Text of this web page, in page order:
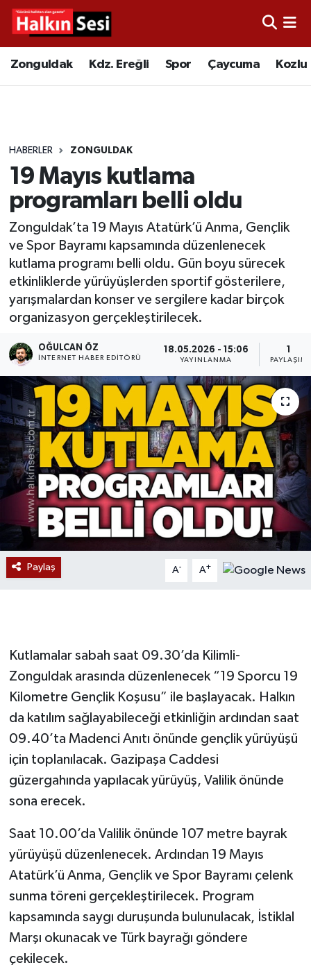
Zonguldak Kdz. Ereğli Spor Çaycuma Kozlu
HABERLER ZONGULDAK
19 Mayıs kutlama
programları belli oldu
Zonguldak’ta 19 Mayıs Atatürk’ü Anma, Gençlik
ve Spor Bayramı kapsamında düzenlenecek
kutlama programı belli oldu. Gün boyu sürecek
etkinliklerde yürüyüşlerden sportif gösterilere,
yarışmalardan konser ve sergilere kadar birçok
organizasyon gerçekleştirilecek.
OĞULCAN ÖZ
İNTERNET HABER EDITÖRÜ
18.05.2026 - 15:06
YAYINLANMA
1
PAYLAŞIM
Paylaş A- A+
Kutlamalar sabah saat 09.30’da Kilimli-
Zonguldak arasında düzenlenecek “19 Sporcu 19
Kilometre Gençlik Koşusu” ile başlayacak. Halkın
da katılım sağlayabileceği etkinliğin ardından saat
09.40’ta Madenci Anıtı önünde gençlik yürüyüşü
için toplanılacak. Gazipaşa Caddesi
güzergahında yapılacak yürüyüş, Valilik önünde
sona erecek.
Saat 10.00’da Valilik önünde 107 metre bayrak
yürüyüşü düzenlenecek. Ardından 19 Mayıs
Atatürk’ü Anma, Gençlik ve Spor Bayramı çelenk
sunma töreni gerçekleştirilecek. Program
kapsamında saygı duruşunda bulunulacak, İstiklal
Marşı okunacak ve Türk bayrağı göndere
çekilecek.
Video
Çaycuma
Alaplı
Asayiş
Bartın
Karabük
ÇEVRE
BİLİM VE TEKNOLOJİ
DUNYA
Düzce
Gökçebey
GÜNDEM
İş ilanı
Kilimli
Kültür - Sanat
MAGAZİN
Resmi İlan
Röportaj
Merkez Hava Durumu
Tüm Manşetler
Son Dakika Haberleri
Haber Arşivi